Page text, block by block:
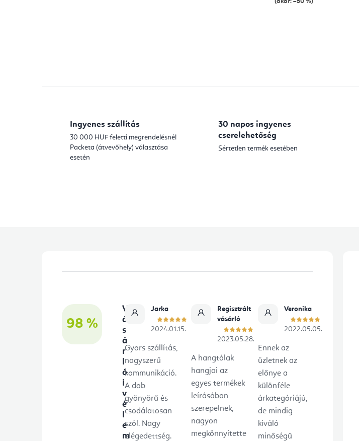
Ingyenes szállítás
30 000 HUF feletti megrendelésnél
Packeta (átvevőhely) választása
esetén
30 napos ingyenes
cserelehetőség
Sértetlen termék esetében
98 %
V
á
s
á
r
l
ó
i
v
é
l
e
m
Jarka
2024.01.15.
Gyors szállítás,
nagyszerű
kommunikáció.
A dob
gyönyörű és
csodálatosan
szól. Nagy
elégedettség.
Regisztrált
vásárló
2023.05.28.
A hangtálak
hangjai az
egyes termékek
leírásában
szerepelnek,
nagyon
megkönnyítette
Veronika
2022.05.05.
Ennek az
üzletnek az
előnye a
különféle
árkategóriájú,
de mindig
kiváló
minőségű